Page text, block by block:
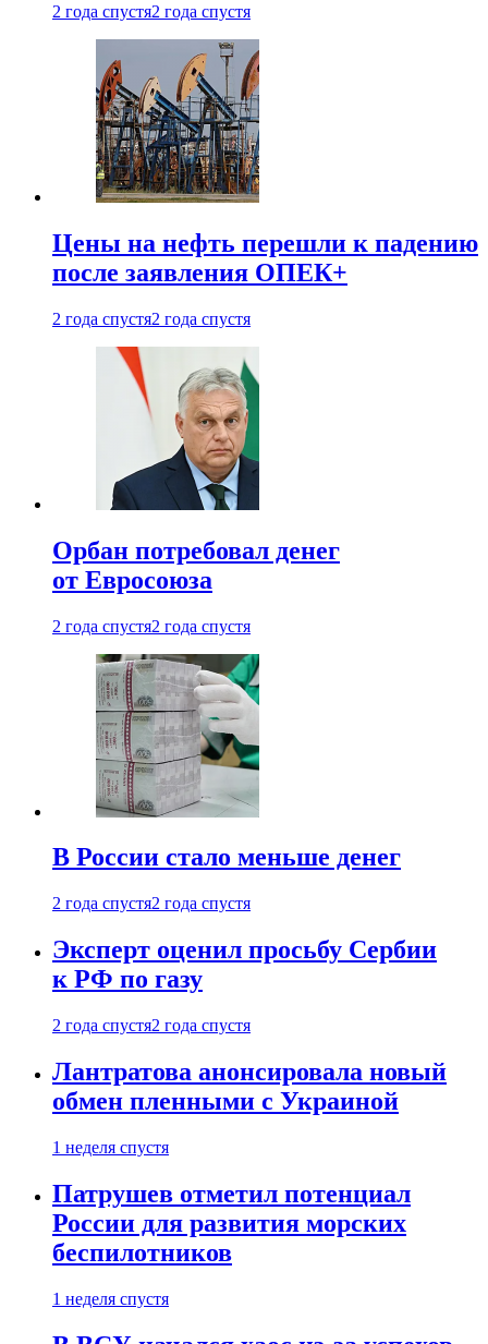
2 года спустя2 года спустя
Цены на нефть перешли к падению
после заявления ОПЕК+
2 года спустя2 года спустя
Орбан потребовал денег
от Евросоюза
2 года спустя2 года спустя
В России стало меньше денег
2 года спустя2 года спустя
Эксперт оценил просьбу Сербии
к РФ по газу
2 года спустя2 года спустя
Лантратова анонсировала новый
обмен пленными с Украиной
1 неделя спустя
Патрушев отметил потенциал
России для развития морских
беспилотников
1 неделя спустя